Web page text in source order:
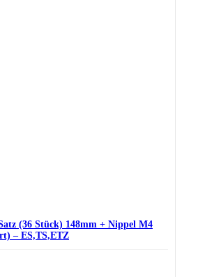
(36 Stück) 148mm + Nippel M4
– ES,TS,ETZ